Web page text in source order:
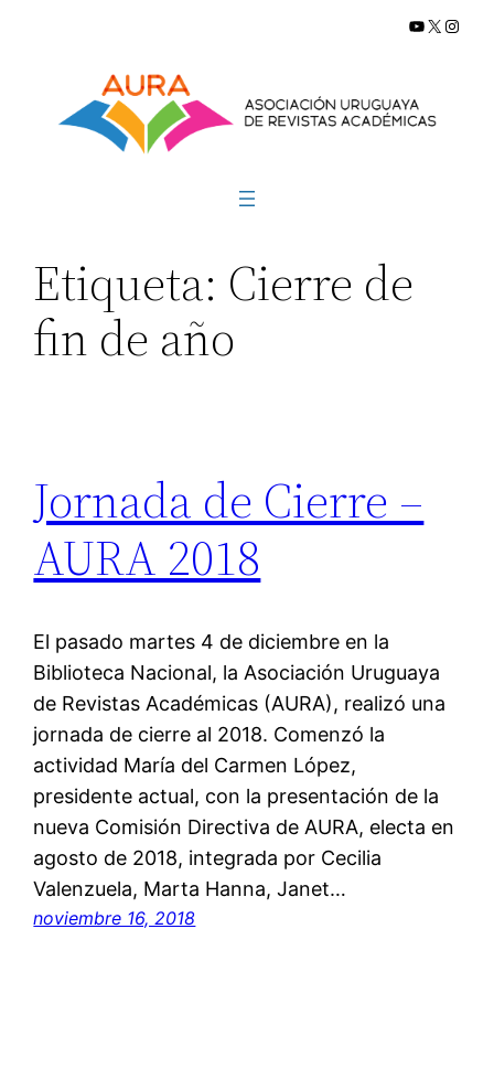
contenido
YouTube
X
Etiqueta: Cierre de
fin de año
Jornada de Cierre –
AURA 2018
El pasado martes 4 de diciembre en la
Biblioteca Nacional, la Asociación Uruguaya
de Revistas Académicas (AURA), realizó una
jornada de cierre al 2018. Comenzó la
actividad María del Carmen López,
presidente actual, con la presentación de la
nueva Comisión Directiva de AURA, electa en
agosto de 2018, integrada por Cecilia
Valenzuela, Marta Hanna, Janet…
noviembre 16, 2018